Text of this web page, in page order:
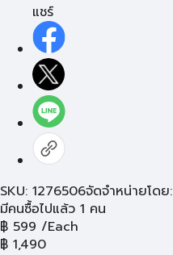
แชร์
SKU: 1276506จัดจำหน่ายโดย:
มีคนซื้อไปแล้ว 1 คน
฿ 599 /Each
฿ 1,490